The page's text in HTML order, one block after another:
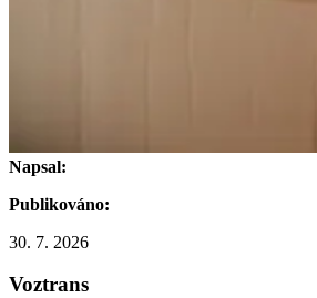
Napsal:
Publikováno:
30. 7. 2026
Voztrans